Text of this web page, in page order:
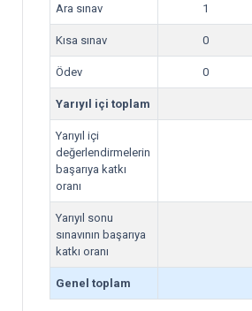
Ara sınav 1
Kısa sınav 0
Ödev 0
Yarıyıl içi toplam
Yarıyıl içi
değerlendirmelerin
başarıya katkı
oranı
Yarıyıl sonu
sınavının başarıya
katkı oranı
Genel toplam